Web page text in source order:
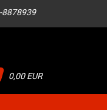
0,00 EUR